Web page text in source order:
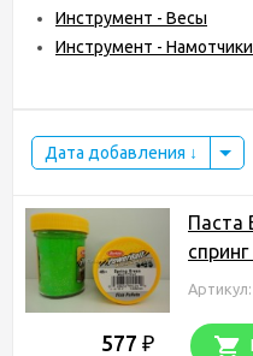
Инструмент - Весы
Инструмент -
Дата добавления
Паста
577 ₽